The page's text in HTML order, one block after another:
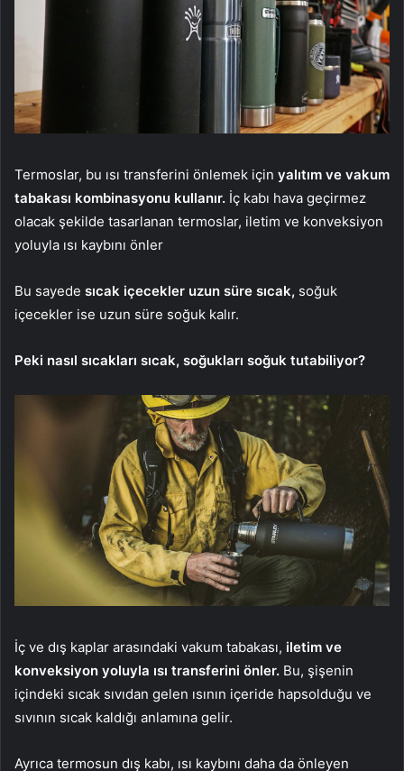
Termoslar, bu ısı transferini önlemek için yalıtım ve vakum
tabakası kombinasyonu kullanır. İç kabı hava geçirmez
olacak şekilde tasarlanan termoslar, iletim ve konveksiyon
yoluyla ısı kaybını önler
Bu sayede sıcak içecekler uzun süre sıcak, soğuk
içecekler ise uzun süre soğuk kalır.
Peki nasıl sıcakları sıcak, soğukları soğuk tutabiliyor?
İç ve dış kaplar arasındaki vakum tabakası, iletim ve
konveksiyon yoluyla ısı transferini önler. Bu, şişenin
içindeki sıcak sıvıdan gelen ısının içeride hapsolduğu ve
sıvının sıcak kaldığı anlamına gelir.
Ayrıca termosun dış kabı, ısı kaybını daha da önleyen